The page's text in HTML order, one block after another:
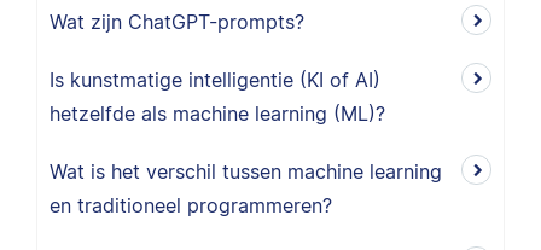
Wat zijn ChatGPT-prompts?
Is kunstmatige intelligentie (KI of AI)
hetzelfde als machine learning (ML)?
Wat is het verschil tussen machine learning
en traditioneel programmeren?